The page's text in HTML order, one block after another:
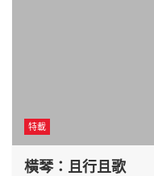
特載
橫琴：且行且歌